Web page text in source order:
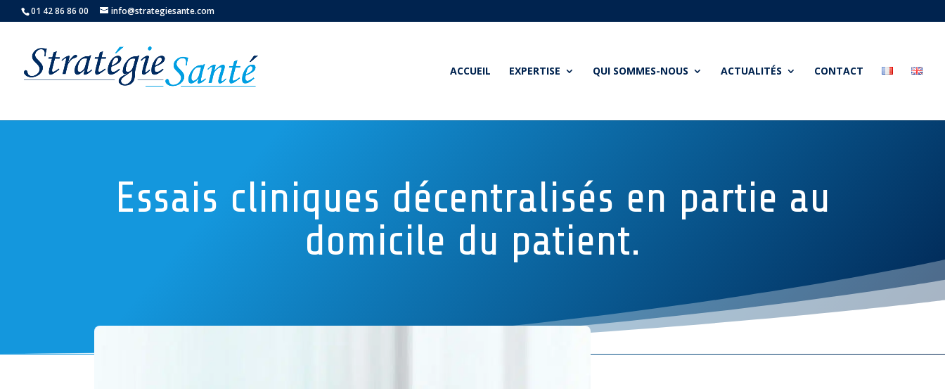
01 42 86 86 00 info@strategiesante.com
ACCUEIL EXPERTISE QUI SOMMES-NOUS ACTUALITÉS CONTACT
Essais cliniques décentralisés en partie au
domicile du patient.